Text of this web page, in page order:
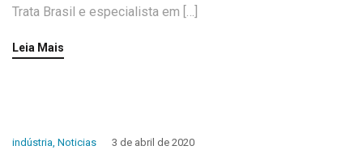
Trata Brasil e especialista em […]
Leia Mais
indústria Noticias 3 de abril de 2020